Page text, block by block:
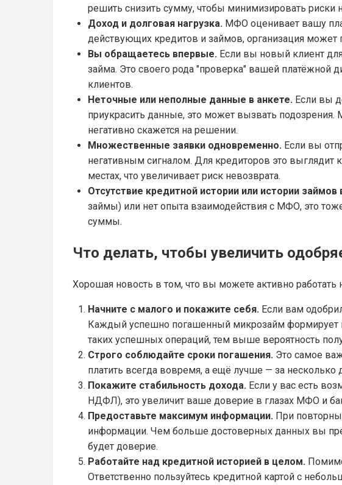
решить снизить сумму, чтобы минимизировать риски
Доход и долговая нагрузка. МФО оценивает вашу
действующих кредитов и займов, организация
Вы обращаетесь впервые. Если вы новый клиент
займа. Это своего рода "проверка" вашей
клиентов.
Неточные или неполные данные в анкете. Если вы
приукрасить данные, это может вызвать
негативно скажется на решении.
Множественные заявки одновременно. Если вы
негативным сигналом. Для кредиторов это
местах, что увеличивает риск невозврата.
Отсутствие кредитной истории или истории
займы) или нет опыта взаимодействия с МФО, это
суммы.
Что делать, чтобы увеличить
Хорошая новость в том, что вы можете активно
Начните с малого и покажите себя. Если вам
Каждый успешно погашенный микрозайм
таких успешных операций, тем выше вероятность
Строго соблюдайте сроки погашения. Это самое
платить всегда вовремя, а ещё лучше — за несколько
Покажите стабильность дохода. Если у вас есть
НДФЛ), это увеличит ваше доверие в глазах МФО и
Предоставьте максимум информации. При
информации. Чем больше достоверных данных вы
будет доверие.
Работайте над кредитной историей в целом.
Ответственно пользуйтесь кредитной картой с